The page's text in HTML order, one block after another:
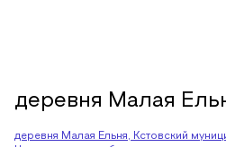
деревня Малая
деревня Малая Ельня, Кстовский